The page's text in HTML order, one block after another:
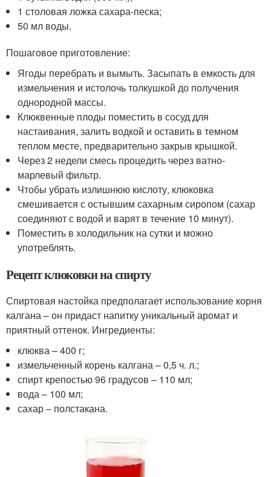
1 столовая ложка сахара-песка;
50 мл воды.
Пошаговое приготовление:
Ягоды перебрать и вымыть. Засыпать в емкость для
измельчения и истолочь толкушкой до получения
однородной массы.
Клюквенные плоды поместить в сосуд для
настаивания, залить водкой и оставить в темном
теплом месте, предварительно закрыв крышкой.
Через 2 недели смесь процедить через ватно-
марлевый фильтр.
Чтобы убрать излишнюю кислоту, клюковка
смешивается с остывшим сахарным сиропом (сахар
соединяют с водой и варят в течение 10 минут).
Поместить в холодильник на сутки и можно
употреблять.
Рецепт клюковки на спирту
Спиртовая настойка предполагает использование корня
калгана – он придаст напитку уникальный аромат и
приятный оттенок. Ингредиенты:
клюква – 400 г;
измельченный корень калгана – 0,5 ч. л.;
спирт крепостью 96 градусов – 110 мл;
вода – 100 мл;
сахар – полстакана.